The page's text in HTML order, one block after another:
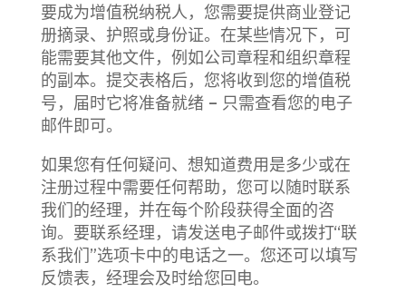
要成为增值税纳税人，您需要提供商业登记
册摘录、护照或身份证。在某些情况下，可
能需要其他文件，例如公司章程和组织章程
的副本。提交表格后，您将收到您的增值税
号，届时它将准备就绪 – 只需查看您的电子
邮件即可。
如果您有任何疑问、想知道费用是多少或在
注册过程中需要任何帮助，您可以随时联系
我们的经理，并在每个阶段获得全面的咨
询。要联系经理，请发送电子邮件或拨打“联
系我们”选项卡中的电话之一。您还可以填写
反馈表，经理会及时给您回电。